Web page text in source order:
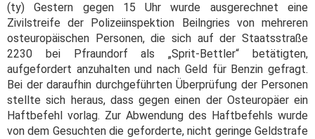
(ty) Gestern gegen 15 Uhr wurde ausgerechnet eine
Zivilstreife der Polizeiinspektion Beilngries von mehreren
osteuropäischen Personen, die sich auf der Staatsstraße
2230 bei Pfraundorf als „Sprit-Bettler“ betätigten,
aufgefordert anzuhalten und nach Geld für Benzin gefragt.
Bei der daraufhin durchgeführten Überprüfung der Personen
stellte sich heraus, dass gegen einen der Osteuropäer ein
Haftbefehl vorlag. Zur Abwendung des Haftbefehls wurde
von dem Gesuchten die geforderte, nicht geringe Geldstrafe